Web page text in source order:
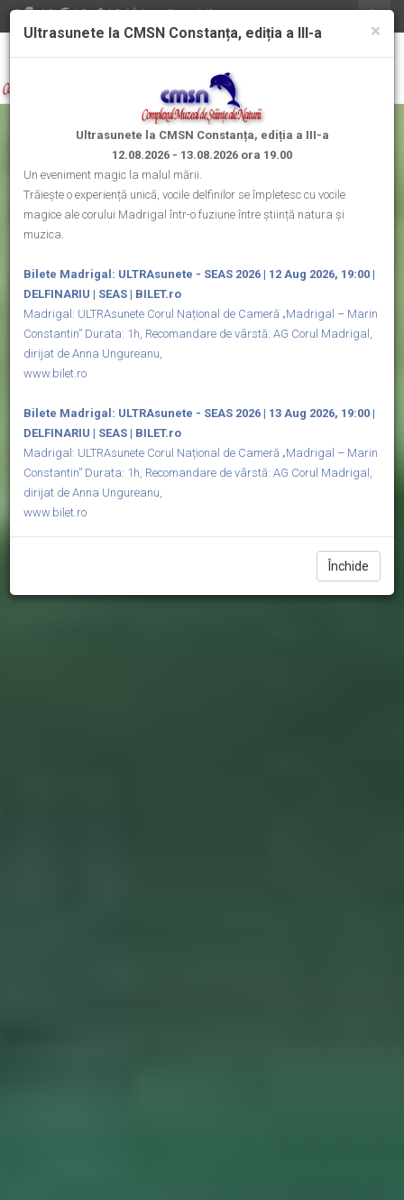
×
Ultrasunete la CMSN Constanța, ediția a III-a
Ultrasunete la CMSN Constanța, ediția a III-a
12.08.2026 - 13.08.2026 ora 19.00
Un eveniment magic la malul mării.
Trăiește o experiență unică, vocile delfinilor se împletesc cu vocile
magice ale corului Madrigal într-o fuziune între știință natura și
muzica.
Bilete Madrigal: ULTRAsunete - SEAS 2026 | 12 Aug 2026, 19:00 |
DELFINARIU | SEAS | BILET.ro
Madrigal: ULTRAsunete Corul Național de Cameră „Madrigal – Marin
Constantin” Durata: 1h, Recomandare de vârstă: AG Corul Madrigal,
dirijat de Anna Ungureanu,
www.bilet.ro
Bilete Madrigal: ULTRAsunete - SEAS 2026 | 13 Aug 2026, 19:00 |
DELFINARIU | SEAS | BILET.ro
Madrigal: ULTRAsunete Corul Național de Cameră „Madrigal – Marin
Constantin” Durata: 1h, Recomandare de vârstă: AG Corul Madrigal,
dirijat de Anna Ungureanu,
www.bilet.ro
Închide